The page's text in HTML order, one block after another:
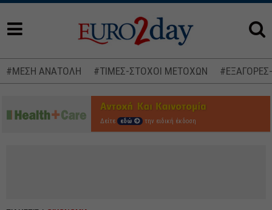
#ΜΕΣΗ ΑΝΑΤΟΛΗ #ΤΙΜΕΣ-ΣΤΟΧΟΙ ΜΕΤΟΧΩΝ
Δείτε εδώ την ειδική έκδοση